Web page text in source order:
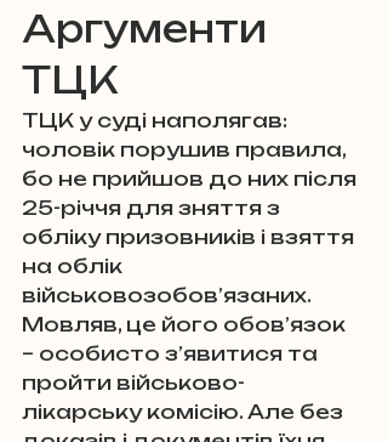
Аргументи
ТЦК
ТЦК у суді наполягав:
чоловік порушив правила,
бо не прийшов до них після
25-річчя для зняття з
обліку призовників і взяття
на облік
військовозобов’язаних.
Мовляв, це його обов’язок
– особисто з’явитися та
пройти військово-
лікарську комісію. Але без